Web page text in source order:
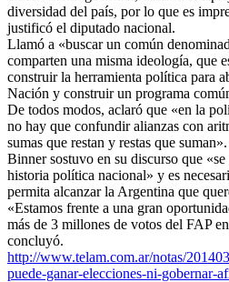
diversidad del país, por lo que es
justificó el diputado nacional.
Llamó a «buscar un común
comparten una misma ideología, que
construir la herramienta política para
Nación y construir un programa
De todos modos, aclaró que «en la
no hay que confundir alianzas con
sumas que restan y restas que suman».
Binner sostuvo en su discurso que
historia política nacional» y es
permita alcanzar la Argentina que
«Estamos frente a una gran
más de 3 millones de votos del FAP
concluyó.
http://www.telam.com.ar/notas/
puede-ganar-elecciones-ni-gobernar-